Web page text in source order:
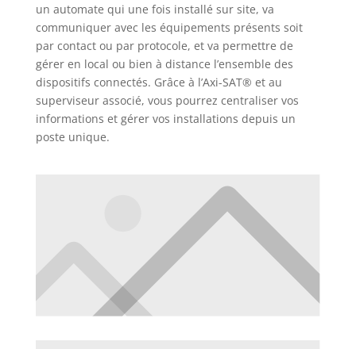
un automate qui une fois installé sur site, va
communiquer avec les équipements présents soit
par contact ou par protocole, et va permettre de
gérer en local ou bien à distance l’ensemble des
dispositifs connectés. Grâce à l’Axi-SAT® et au
superviseur associé, vous pourrez centraliser vos
informations et gérer vos installations depuis un
poste unique.